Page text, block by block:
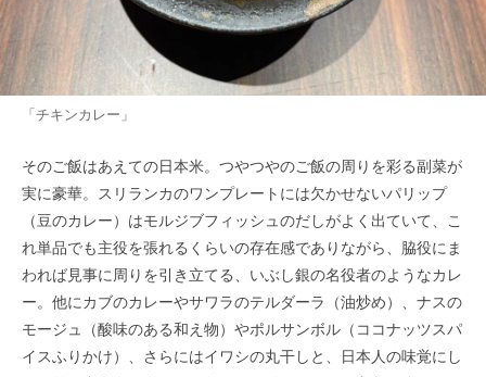
「チキンカレー」
そのご飯はあえての日本米。つやつやのご飯の周りを彩る副菜が
実に豪華。スリランカのワンプレートには欠かせないパリップ
（豆のカレー）はモルジブフィッシュのだしがよく出ていて、こ
れ単品でも主役を張れるくらいの存在感でありながら、脇役にま
われば見事に周りを引き立てる、いぶし銀の名役者のようなカレ
ー。他にカブのカレーやサワラのテルダーラ
（油炒め）、ナスの
モージュ
（酸味のある和え物）やポルサンボル （ココナッツスパ
イスふりかけ）、さらにはイワシの丸干しと、日本人の味覚にし